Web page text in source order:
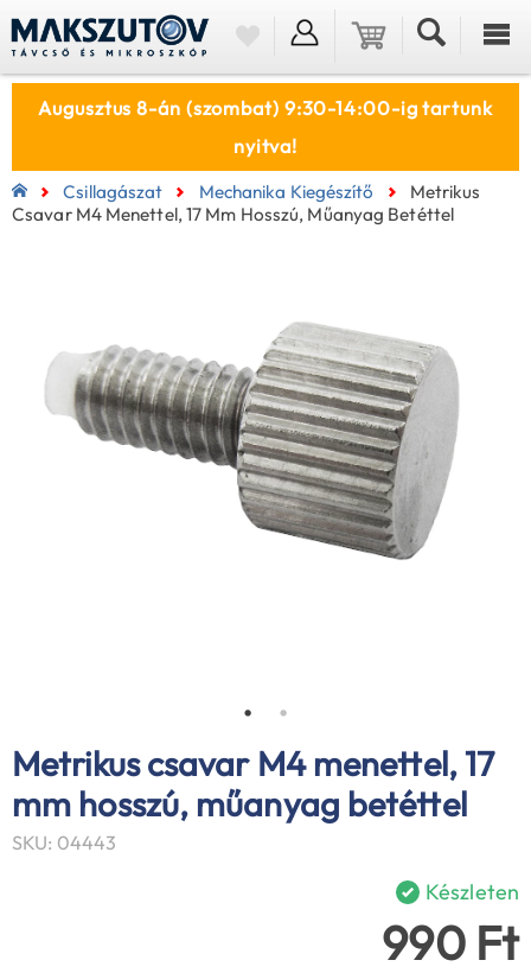
Augusztus 8-án (szombat) 9:30-14:00-ig tartunk
nyitva!
Csillagászat Mechanika Kiegészítő
Metrikus
Csavar M4 Menettel, 17 Mm Hosszú, Műanyag Betéttel
Metrikus csavar M4 menettel, 17
mm hosszú, műanyag betéttel
SKU: 04443
Készleten
990 Ft